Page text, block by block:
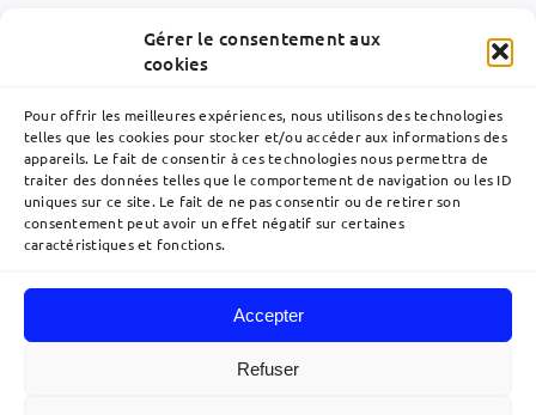
Gérer le consentement aux
cookies
Pour offrir les meilleures expériences, nous utilisons des technologies
telles que les cookies pour stocker et/ou accéder aux informations des
appareils. Le fait de consentir à ces technologies nous permettra de
traiter des données telles que le comportement de navigation ou les ID
uniques sur ce site. Le fait de ne pas consentir ou de retirer son
consentement peut avoir un effet négatif sur certaines
caractéristiques et fonctions.
Accepter
Refuser
Il est l’un des premiers mandataires européens à
avoir obtenu en 2004 la qualification de « Patent
Litigator » dans l’Union Européenne, portant sur
donne également des conférences dans le
domaine de la protection conférée par le brevet
français et européen.
Navigation